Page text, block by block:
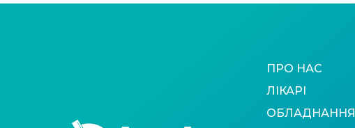
ПРО НАС
ЛІКАРІ
ОБЛАДНАННЯ